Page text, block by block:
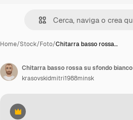
Home/Stock/Foto/Chitarra basso rossa…
Premium
Chitarra basso rossa su sfondo bianco
krasovskidmitri1988minsk